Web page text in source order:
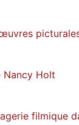
Nancy Holt
filmique